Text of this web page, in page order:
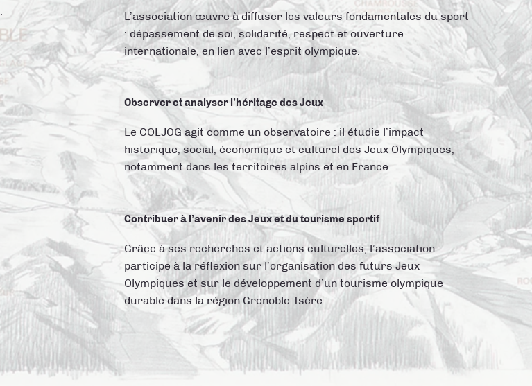
L’association œuvre à diffuser les valeurs fondamentales du sport
: dépassement de soi, solidarité, respect et ouverture
internationale, en lien avec l’esprit olympique.
Observer et analyser l’héritage des Jeux
Le COLJOG agit comme un observatoire : il étudie l’impact
historique, social, économique et culturel des Jeux Olympiques,
notamment dans les territoires alpins et en France.
Contribuer à l’avenir des Jeux et du tourisme sportif
Grâce à ses recherches et actions culturelles, l’association
participe à la réflexion sur l’organisation des futurs Jeux
Olympiques et sur le développement d’un tourisme olympique
durable dans la région Grenoble-Isère.